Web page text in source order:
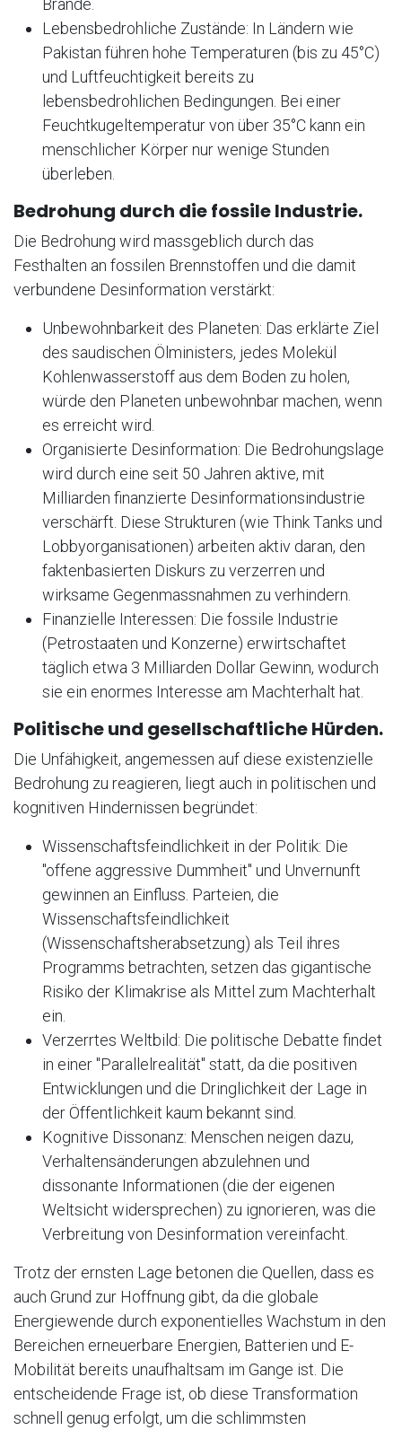
Brände.
Lebensbedrohliche Zustände: In Ländern wie
Pakistan führen hohe Temperaturen (bis zu 45°C)
und Luftfeuchtigkeit bereits zu
lebensbedrohlichen Bedingungen. Bei einer
Feuchtkugeltemperatur von über 35°C kann ein
menschlicher Körper nur wenige Stunden
überleben.
Bedrohung durch die fossile Industrie.
Die Bedrohung wird massgeblich durch das
Festhalten an fossilen Brennstoffen und die damit
verbundene Desinformation verstärkt:
Unbewohnbarkeit des Planeten: Das erklärte Ziel
des saudischen Ölministers, jedes Molekül
Kohlenwasserstoff aus dem Boden zu holen,
würde den Planeten unbewohnbar machen, wenn
es erreicht wird.
Organisierte Desinformation: Die Bedrohungslage
wird durch eine seit 50 Jahren aktive, mit
Milliarden finanzierte Desinformationsindustrie
verschärft. Diese Strukturen (wie Think Tanks und
Lobbyorganisationen) arbeiten aktiv daran, den
faktenbasierten Diskurs zu verzerren und
wirksame Gegenmassnahmen zu verhindern.
Finanzielle Interessen: Die fossile Industrie
(Petrostaaten und Konzerne) erwirtschaftet
täglich etwa 3 Milliarden Dollar Gewinn, wodurch
sie ein enormes Interesse am Machterhalt hat.
Politische und gesellschaftliche Hürden.
Die Unfähigkeit, angemessen auf diese existenzielle
Bedrohung zu reagieren, liegt auch in politischen und
kognitiven Hindernissen begründet:
Wissenschaftsfeindlichkeit in der Politik: Die
"offene aggressive Dummheit" und Unvernunft
gewinnen an Einfluss. Parteien, die
Wissenschaftsfeindlichkeit
(Wissenschaftsherabsetzung) als Teil ihres
Programms betrachten, setzen das gigantische
Risiko der Klimakrise als Mittel zum Machterhalt
ein.
Verzerrtes Weltbild: Die politische Debatte findet
in einer "Parallelrealität" statt, da die positiven
Entwicklungen und die Dringlichkeit der Lage in
der Öffentlichkeit kaum bekannt sind.
Kognitive Dissonanz: Menschen neigen dazu,
Verhaltensänderungen abzulehnen und
dissonante Informationen (die der eigenen
Weltsicht widersprechen) zu ignorieren, was die
Verbreitung von Desinformation vereinfacht.
Trotz der ernsten Lage betonen die Quellen, dass es
auch Grund zur Hoffnung gibt, da die globale
Energiewende durch exponentielles Wachstum in den
Bereichen erneuerbare Energien, Batterien und E-
Mobilität bereits unaufhaltsam im Gange ist. Die
entscheidende Frage ist, ob diese Transformation
schnell genug erfolgt, um die schlimmsten